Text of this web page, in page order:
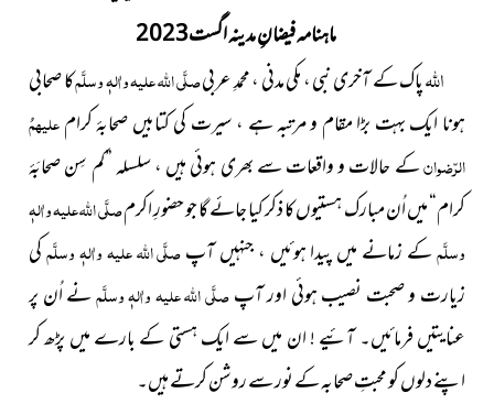
ماہنامہ فیضانِ مدینہ اگست2023
اللہپاک کے آخری نبی ، مکی مدنی ، محمدِ عربیصلَّی اللہ علیہ واٰلہٖ وسلَّمکا صحابی
ہونا ایک بہت بڑا مقام و مرتبہ ہے ، سیرت کی کتابیں صحابۂ کرامعلیہمُ
الرّضوانکے حالات و واقعات سے بھری ہوئی ہیں ، سلسلہ”کم سِن صحابَۂ
کرام“میں اُن مبارک ہستیوں کا ذکر کیا جائے گا جو حضورِ اکرمصلَّی اللہ علیہ واٰلہٖ
وسلَّمکے زمانے میں پیدا ہوئیں ، جنہیں آپصلَّی اللہ علیہ واٰلہٖ وسلَّمکی
زیارت و صحبت نصیب ہوئی اور آپصلَّی اللہ علیہ واٰلہٖ وسلَّمنے اُن پر
عنایتیں فرمائیں۔ آئیے ! ان میں سے ایک ہستی کے بارے میں پڑھ کر
اپنے دلوں کو محبتِ صحابہ کے نور سے روشن کرتے ہیں۔